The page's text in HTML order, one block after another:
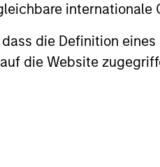
die Definition
die Website